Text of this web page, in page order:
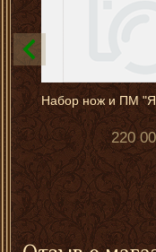
Набор нож и ПМ
220